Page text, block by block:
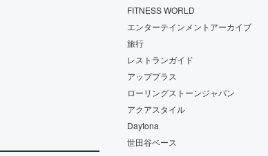
FITNESS WORLD
エンターテインメントアーカイブ
旅行
レストランガイド
アッププラス
ローリングストーンジャパン
アクアスタイル
Daytona
世田谷ベース